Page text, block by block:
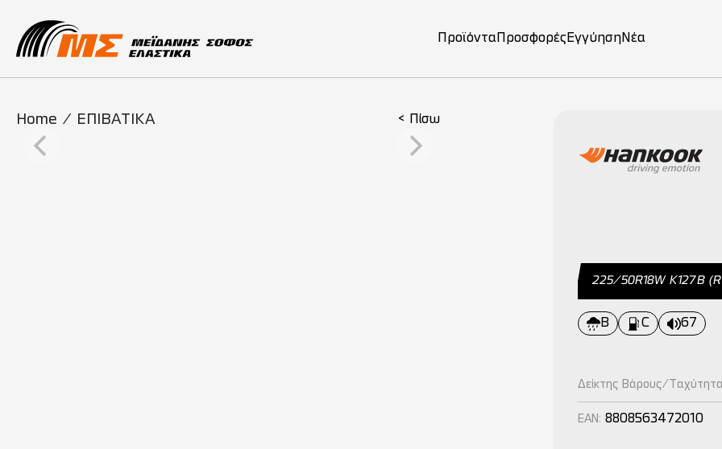
Main Navigation
Προϊόντα Προσφορές Εγγύηση Νέα
Home / ΕΠΙΒΑΤΙΚΑ < Πίσω
225/50R18W Κ127B
B C 67
Δείκτης Βάρους/
EAN: 8808563472010